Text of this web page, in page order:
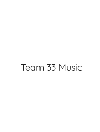
Team 33 Music